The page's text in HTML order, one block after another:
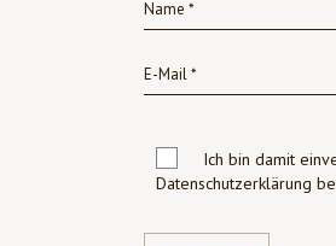
Ich bin damit
Datenschutzerklärung